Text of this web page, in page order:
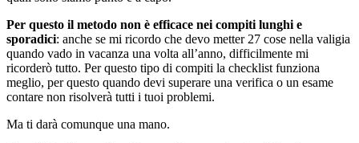
Per questo il metodo non è efficace nei compiti lunghi e
sporadici: anche se mi ricordo che devo metter 27 cose nella valigia
quando vado in vacanza una volta all’anno, difficilmente mi
ricorderò tutto. Per questo tipo di compiti la checklist funziona
meglio, per questo quando devi superare una verifica o un esame
contare non risolverà tutti i tuoi problemi.
Ma ti darà comunque una mano.